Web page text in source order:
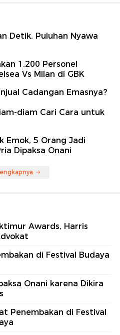
Detik, Puluhan Nyawa
1.200 Personel
Vs Milan di GBK
Cadangan Emasnya?
diam Cari Cara untuk
Emok, 5 Orang Jadi
Dipaksa Onani
Awards, Harris
di Festival Budaya
Onani karena Dikira
Penembakan di Festival